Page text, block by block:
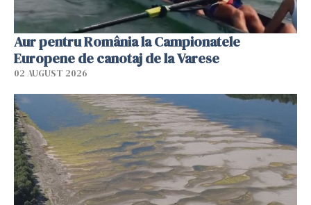
Aur pentru România la Campionatele
Europene de canotaj de la Varese
02 AUGUST 2026